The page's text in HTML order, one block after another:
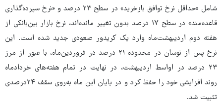
شامل «حداقل نرخ توافق بازخرید» در سطح ۲۳ درصد و «نرخ سپرده‌گذاری
قاعده‌مند» در سطح ۱۷ درصد بدون تغییر مانده‌اند، نرخ بازار بین‌بانکی از
هفته دوم اردیبهشت‌ماه وارد یک کریدور صعودی جدید شده است. این
نرخ پس از نوسان در محدوده ۲۱ درصد در فروردین‌ماه، با عبور از مرز
۲۳ درصد در اواسط اردیبهشت، در نهایت در تمام هفته‌های خردادماه
روند افزایشی خود را حفظ کرد و در پایان این ماه به‌روی سقف ۲۴درصدی
تثبیت شد.